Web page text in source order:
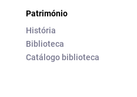
Património
História
Biblioteca
Catálogo biblioteca